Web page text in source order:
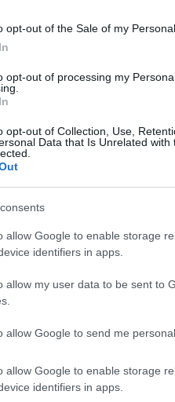
opt-out of the Sale of my Personal
opt-out of processing my
opt-out of Collection, Use,
Data that Is Unrelated
allow Google to enable storage
identifiers in apps.
allow my user data to be sent to
allow Google to send me
allow Google to enable storage
identifiers in apps.
μας σε όλο και
μια προσιτή, βολική
δήλωσε ο CEO της Beat,
μας είναι να γίνουμε η
της Λατινικής Αμερικής τα
προσιτές τιμές”,
που λειτουργεί (Amsterdam,
Άϊρες. Τα κεντρικά
750 εργαζομένους της.
που στόχο έχει να
Τεχνητής Νοημοσύνης (AI)
και τα νέα της κεντρικά
Αργεντινή για να
μετακινούνται.
και η συνοδευτική φωτογραφία).